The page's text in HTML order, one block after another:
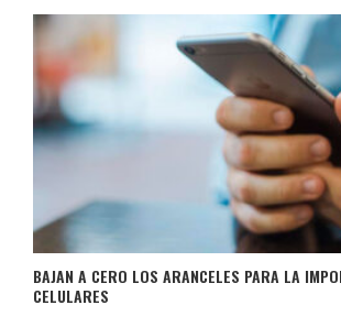
BAJAN A CERO LOS ARANCELES PARA LA
CELULARES